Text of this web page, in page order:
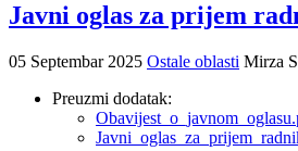
Javni oglas za prijem
05 Septembar 2025 Ostale oblasti Mirza
Preuzmi dodatak: